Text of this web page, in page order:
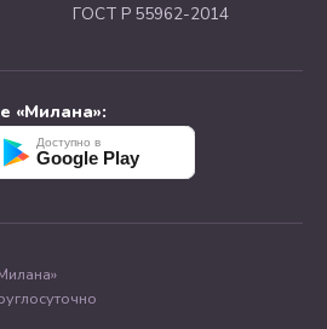
ГОСТ Р 55962-2014
«Милана»:
Доступно в
Google Play